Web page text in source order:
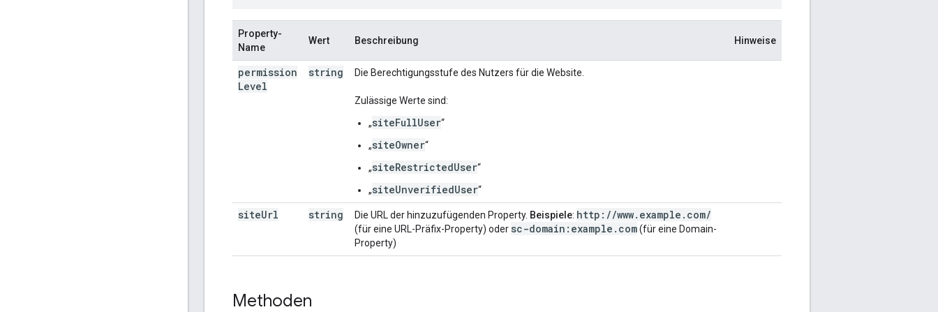
Property-
Name
Wert Beschreibung Hinweise
permission
Level
string Die Berechtigungsstufe des Nutzers für die Website.
Zulässige Werte sind:
„siteFullUser“
„siteOwner“
„siteRestrictedUser“
„siteUnverifiedUser“
siteUrl string Die URL der hinzuzufügenden Property. Beispiele: http: //www. example . com/
(für eine URL-Präfix-Property) oder sc-domain:example . com(für eine Domain-
Property)
Methoden